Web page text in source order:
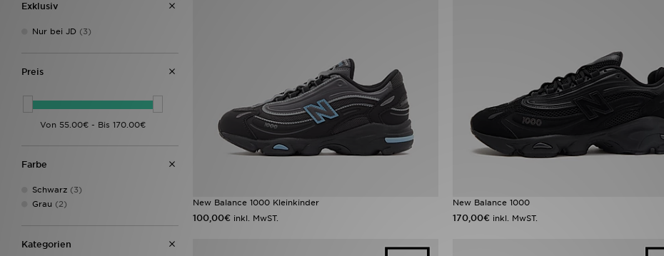
Exklusiv
Nur bei JD (3)
Preis
Farbe
Schwarz (3)
Grau (2)
Kategorien
New Balance 1000 Kleinkinder
100,00€ inkl. MwST.
New Balance 1000
170,00€ inkl. MwST.